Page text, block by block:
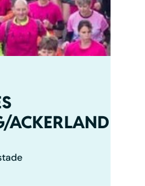
ACKERLAND